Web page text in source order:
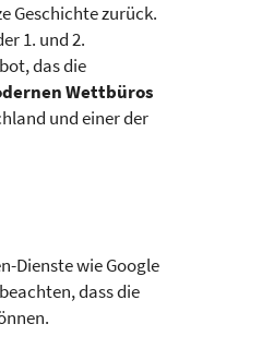
Geschichte zurück.
1. und 2.
das die
Wettbüros
und einer der
Dienste wie Google
dass die